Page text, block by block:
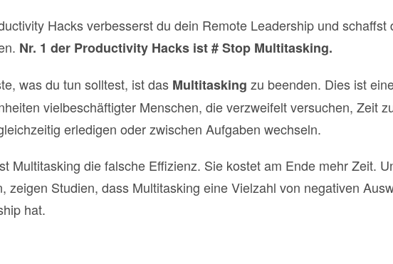
Hacks verbesserst du dein Remote Leadership und
Nr. 1 der Productivity Hacks ist # Stop Multitasking.
was du tun solltest, ist das Multitasking zu beenden. Dies ist
vielbeschäftigter Menschen, die verzweifelt versuchen, Zeit
erledigen oder zwischen Aufgaben wechseln.
Multitasking die falsche Effizienz. Sie kostet am Ende mehr Zeit.
zeigen Studien, dass Multitasking eine Vielzahl von negativen
hat.